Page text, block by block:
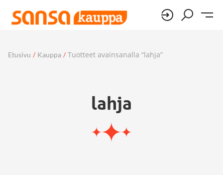
Etusivu / Kauppa / Tuotteet avainsanalla “lahja”
lahja